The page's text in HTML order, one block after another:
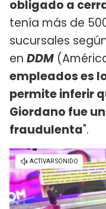
obligado a
tenía más de
sucursales
en DDM
empleados es
permite inferir
Giordano fue
fraudulenta".